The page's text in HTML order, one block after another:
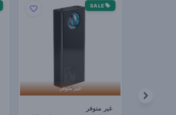
SALE
غير متوفر
غير متوفر